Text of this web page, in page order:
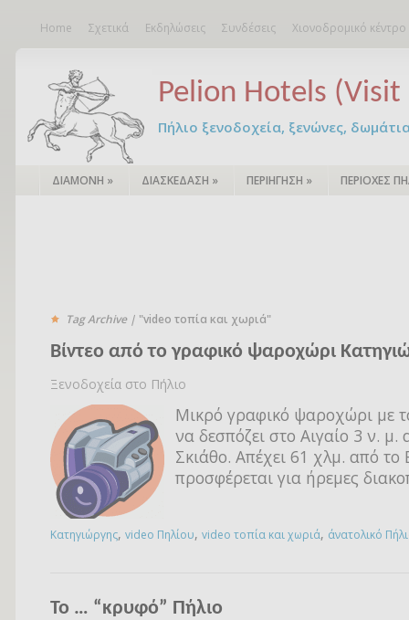
Home Σχετικά Εκδηλώσεις Συνδέσεις Χιονοδρομικό
Pelion Hotels (Visit
Πήλιο ξενοδοχεία, ξενώνες,
ΔΙΑΜΟΝΗ » ΔΙΑΣΚΕΔΑΣΗ » ΠΕΡΙΗΓΗΣΗ » ΠΕΡΙΟΧΕΣ
Tag Archive | "video τοπία και χωριά"
Βίντεο από το γραφικό ψαροχώρι
Ξενοδοχεία στο Πήλιο
Μικρό γραφικό ψαροχώρι με
να δεσπόζει στο Αιγαίο 3 ν. μ.
Σκιάθο. Απέχει 61 χλμ. από το
προσφέρεται για ήρεμες
Kατηγιώργης, video Πηλίου, video τοπία και χωριά, άνατολικό
To … “κρυφό” Πήλιο